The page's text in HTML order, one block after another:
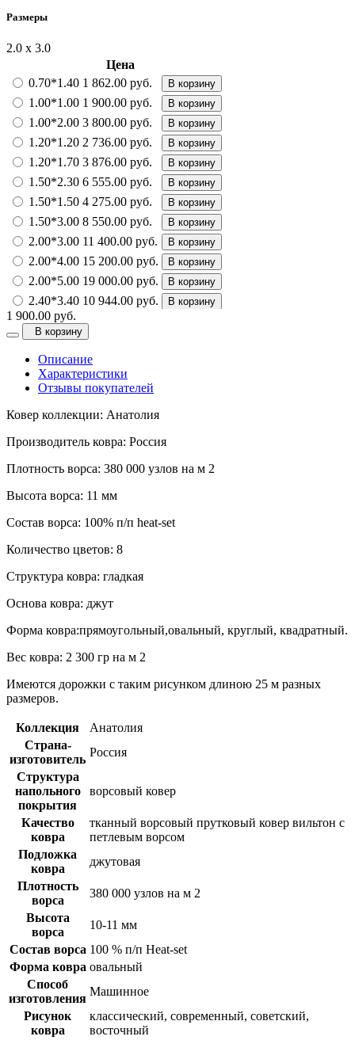
Размеры
2.0 х 3.0
Цена
0.70*1.40 1 862.00 руб. В корзину
1.00*1.00 1 900.00 руб. В корзину
1.00*2.00 3 800.00 руб. В корзину
1.20*1.20 2 736.00 руб. В корзину
1.20*1.70 3 876.00 руб. В корзину
1.50*2.30 6 555.00 руб. В корзину
1.50*1.50 4 275.00 руб. В корзину
1.50*3.00 8 550.00 руб. В корзину
2.00*3.00 11 400.00 руб. В корзину
2.00*4.00 15 200.00 руб. В корзину
2.00*5.00 19 000.00 руб. В корзину
2.40*3.40 10 944.00 руб. В корзину
2.40*4.00 18 240.00 руб.
2.80*4.80 25 536.00 руб.
2.80*3.80 20 216.00 руб.
4.00*6.00 45 600.00 руб.
1 900.00 руб.
В корзину
Описание
Характеристики
Отзывы покупателей
Ковер коллекции: Анатолия
Производитель ковра: Россия
Плотность ворса: 380 000 узлов на м 2
Высота ворса: 11 мм
Состав ворса: 100% п/п heat-set
Количество цветов: 8
Структура ковра: гладкая
Основа ковра: джут
Форма ковра:прямоугольный,овальный, круглый, квадратный.
Вес ковра: 2 300 гр на м 2
Имеются дорожки с таким рисунком длиною 25 м разных
размеров.
Коллекция
Анатолия
Страна-
изготовитель
Россия
Структура
напольного
покрытия
ворсовый ковер
Качество
ковра
тканный ворсовый прутковый ковер вильтон с
петлевым ворсом
Подложка
ковра
джутовая
Плотность
ворса
380 000 узлов на м 2
Высота
ворса
10-11 мм
Состав ворса 100 % п/п Heat-set
Форма ковра овальный
Способ
изготовления
Машинное
Рисунок
ковра
классический, современный, советский,
восточный